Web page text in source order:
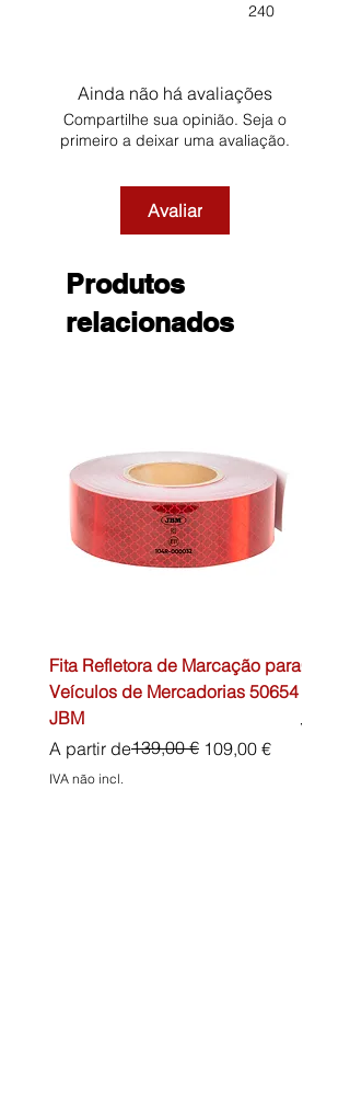
240
Ainda não há avaliações
Compartilhe sua opinião. Seja o
primeiro a deixar uma avaliação.
Avaliar
Produtos
relacionados
Fita Refletora de Marcação para
Veículos de Mercadorias 50654
JBM
A partir de
Preço normal139,00 € 109,00 €
Preço promocional
IVA não incl.
Preço
45,00 €